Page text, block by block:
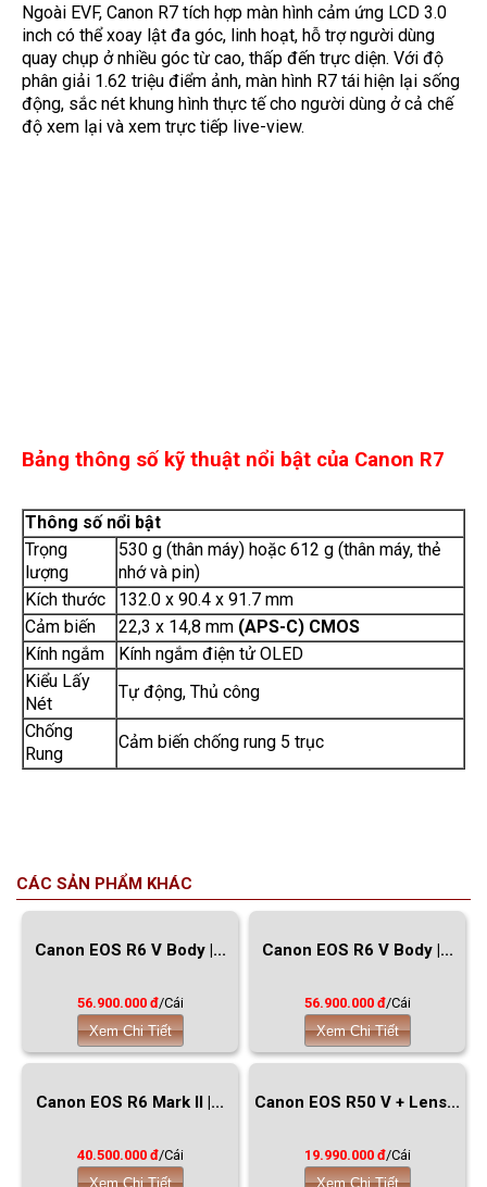
Ngoài EVF, Canon R7 tích hợp màn hình cảm ứng LCD 3.0
inch có thể xoay lật đa góc, linh hoạt, hỗ trợ người dùng
quay chụp ở nhiều góc từ cao, thấp đến trực diện. Với độ
phân giải 1.62 triệu điểm ảnh, màn hình R7 tái hiện lại sống
động, sắc nét khung hình thực tế cho người dùng ở cả chế
độ xem lại và xem trực tiếp live-view.
Bảng thông số kỹ thuật nổi bật của Canon R7
Thông số nổi bật
Trọng
lượng
530 g (thân máy) hoặc 612 g (thân máy, thẻ
nhớ và pin)
Kích thước
132.0 x 90.4 x 91.7 mm
Cảm biến
22,3 x 14,8 mm (APS-C) CMOS
Kính ngắm
Kính ngắm điện tử OLED
Kiểu Lấy
Nét
Tự động, Thủ công
Chống
Rung
Cảm biến chống rung 5 trục
CÁC SẢN PHẨM KHÁC
Canon EOS R6 V Body |...
56.900.000 đ/Cái
Xem Chi Tiết
Canon EOS R6 V Body |...
56.900.000 đ/Cái
Xem Chi Tiết
Canon EOS R6 Mark II |...
40.500.000 đ/Cái
Xem Chi Tiết
Canon EOS R50 V + Lens...
19.990.000 đ/Cái
Xem Chi Tiết